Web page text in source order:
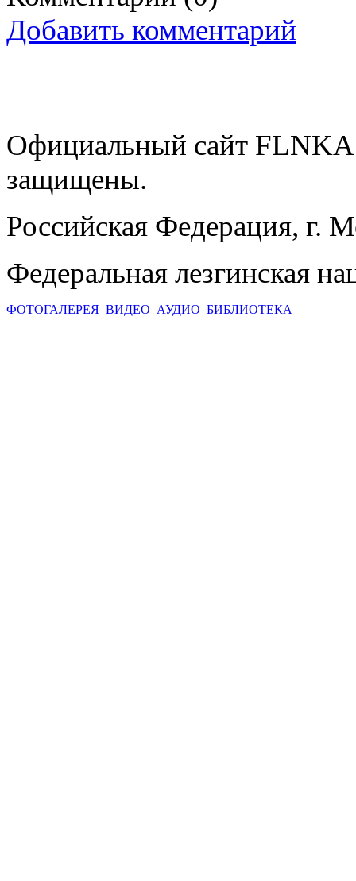
Добавить комментарий
Официальный сайт
защищены.
Российская Федерация, г.
Федеральная лезгинская
ФОТОГАЛЕРЕЯ ВИДЕО АУДИО БИБЛИОТЕКА